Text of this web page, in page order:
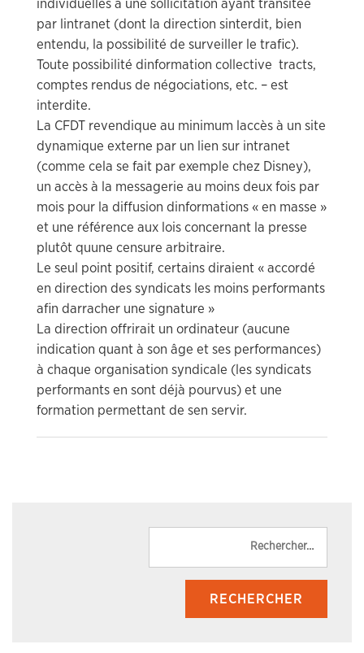
individuelles à une sollicitation ayant transitée
par lintranet (dont la direction sinterdit, bien
entendu, la possibilité de surveiller le trafic).
Toute possibilité dinformation collective  tracts,
comptes rendus de négociations, etc. – est
interdite.
La CFDT revendique au minimum laccès à un site
dynamique externe par un lien sur intranet
(comme cela se fait par exemple chez Disney),
un accès à la messagerie au moins deux fois par
mois pour la diffusion dinformations « en masse »
et une référence aux lois concernant la presse
plutôt quune censure arbitraire.
Le seul point positif, certains diraient « accordé
en direction des syndicats les moins performants
afin darracher une signature »
La direction offrirait un ordinateur (aucune
indication quant à son âge et ses performances)
à chaque organisation syndicale (les syndicats
performants en sont déjà pourvus) et une
formation permettant de sen servir.